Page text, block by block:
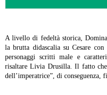
A livello di fedeltà storica,
la brutta didascalia su Cesare
personaggi scritti male e
risaltare Livia Drusilla. Il fatto che
dell’imperatrice”, di conseguenza,